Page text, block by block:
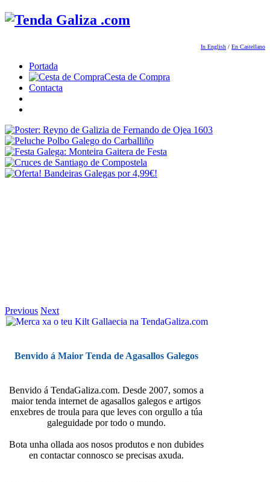
In English / En Castellano
Portada
Cesta de Compra
Contacta
Previous Next
Benvido á Maior Tenda de Agasallos Galegos
Benvido á TendaGaliza.com. Desde 2007, somos a
maior tenda internet de agasallos galegos e artigos
enxebres de troula para que leves con orgullo a túa
galeguidade por todo o mundo.
Bota unha ollada aos nosos produtos e non dubides
en contactar connosco se precisas axuda.